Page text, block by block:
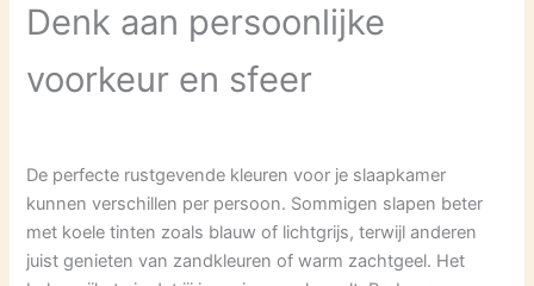
Denk aan persoonlijke
voorkeur en sfeer
De perfecte rustgevende kleuren voor je slaapkamer
kunnen verschillen per persoon. Sommigen slapen beter
met koele tinten zoals blauw of lichtgrijs, terwijl anderen
juist genieten van zandkleuren of warm zachtgeel. Het